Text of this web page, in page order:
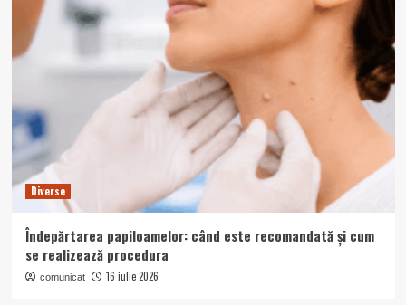
Diverse
Îndepărtarea papiloamelor: când este recomandată și cum
se realizează procedura
comunicat 16 iulie 2026